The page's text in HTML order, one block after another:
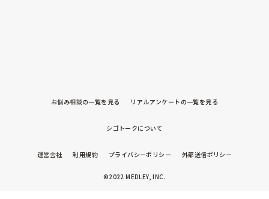
お悩み相談の一覧を見る リアルアンケートの一覧を見る
シゴトークについて
運営会社 利用規約 プライバシーポリシー 外部送信ポリシー
©2022 MEDLEY, INC.